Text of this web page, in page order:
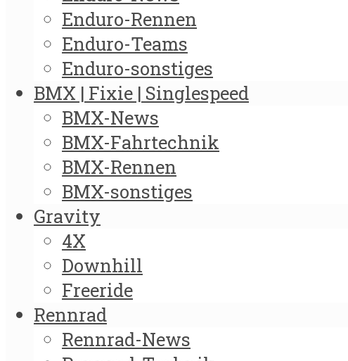
Enduro-Rennen
Enduro-Teams
Enduro-sonstiges
BMX | Fixie | Singlespeed
BMX-News
BMX-Fahrtechnik
BMX-Rennen
BMX-sonstiges
Gravity
4X
Downhill
Freeride
Rennrad
Rennrad-News